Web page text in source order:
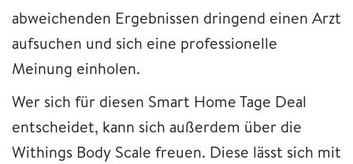
abweichenden Ergebnissen dringend einen Arzt
aufsuchen und sich eine professionelle
Meinung einholen.
Wer sich für diesen Smart Home Tage Deal
entscheidet, kann sich außerdem über die
Withings Body Scale freuen. Diese lässt sich mit